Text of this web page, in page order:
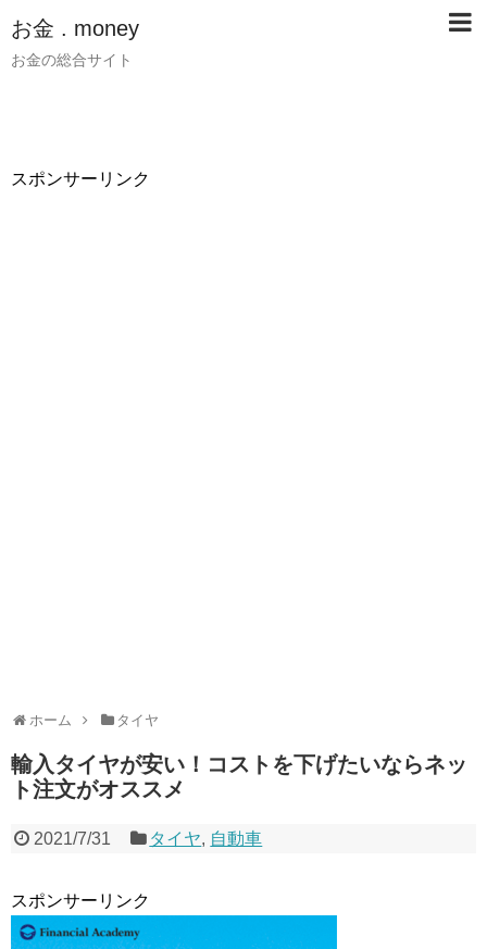
お金 . money
お金の総合サイト
スポンサーリンク
ホーム タイヤ
輸入タイヤが安い！コストを下げたいならネッ
ト注文がオススメ
2021/7/31 タイヤ, 自動車
スポンサーリンク